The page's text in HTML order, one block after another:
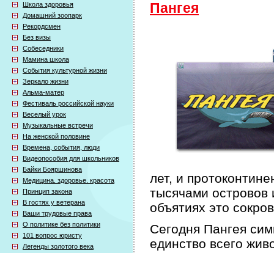
Школа здоровья
Домашний зоопарк
Рекордсмен
Без визы
Собеседники
Мамина школа
События культурной жизни
Зеркало жизни
Альма-матер
Фестиваль российской науки
Веселый урок
Музыкальные встречи
На женской половине
Времена, события, люди
Видеопособия для школьников
Байки Бояршинова
Медицина. здоровье. красота
Принцип закона
В гостях у ветерана
Ваши трудовые права
О политике без политики
101 вопрос юристу
Легенды золотого века
Пангея
лет, и
тысячами островов
объятиях это
Сегодня Пангея
единство всего